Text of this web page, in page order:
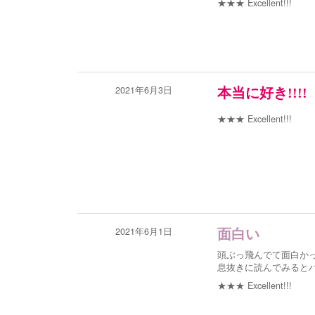
★★★ Excellent!!!
2021年6月3日 本当に好き!!!!
★★★ Excellent!!!
2021年6月1日 面白い
頭ぶっ飛んでて面白かっ
息抜きに読んでみると
★★★ Excellent!!!